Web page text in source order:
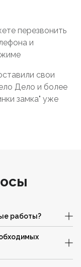
перезвонить
и
свои
Дело и более
замка" уже
работы?